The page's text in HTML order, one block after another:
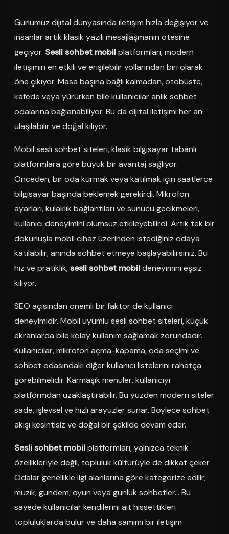
Günümüz dijital dünyasında iletişim hızla değişiyor ve
insanlar artık klasik yazılı mesajlaşmanın ötesine
geçiyor. Sesli sohbet mobilplatformları, modern
iletişimin en etkili ve erişilebilir yollarından biri olarak
öne çıkıyor. Masa başına bağlı kalmadan, otobüste,
kafede veya yürürken bile kullanıcılar anlık sohbet
odalarına bağlanabiliyor. Bu da dijital iletişimi her an
ulaşılabilir ve doğal kılıyor.
Mobil sesli sohbet siteleri, klasik bilgisayar tabanlı
platformlara göre büyük bir avantaj sağlıyor.
Önceden, bir oda kurmak veya katılmak için saatlerce
bilgisayar başında beklemek gerekirdi. Mikrofon
ayarları, kulaklık bağlantıları ve sunucu gecikmeleri,
kullanıcı deneyimini olumsuz etkileyebilirdi. Artık tek bir
dokunuşla mobil cihaz üzerinden istediğiniz odaya
katılabilir, anında sohbet etmeye başlayabilirsiniz. Bu
hız ve pratiklik,sesli sohbet mobildeneyimini eşsiz
kılıyor.
SEO açısından önemli bir faktör de kullanıcı
deneyimidir. Mobil uyumlu sesli sohbet siteleri, küçük
ekranlarda bile kolay kullanım sağlamak zorundadır.
Kullanıcılar, mikrofon açma-kapama, oda seçimi ve
sohbet odasındaki diğer kullanıcı listelerini rahatça
görebilmelidir. Karmaşık menüler, kullanıcıyı
platformdan uzaklaştırabilir. Bu yüzden modern siteler
sade, işlevsel ve hızlı arayüzler sunar. Böylece sohbet
akışı kesintisiz ve doğal bir şekilde devam eder.
Sesli sohbet mobilplatformları, yalnızca teknik
özellikleriyle değil, topluluk kültürüyle de dikkat çeker.
Odalar genellikle ilgi alanlarına göre kategorize edilir;
müzik, gündem, oyun veya günlük sohbetler… Bu
sayede kullanıcılar kendilerini ait hissettikleri
topluluklarda bulur ve daha samimi bir iletişim